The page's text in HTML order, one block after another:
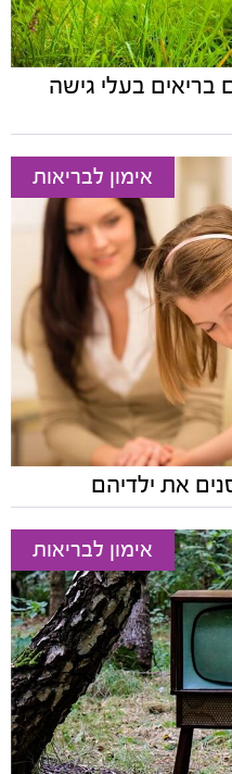
בריאים בעלי גישה
אימון לבריאות
את ילדיהם
אימון לבריאות